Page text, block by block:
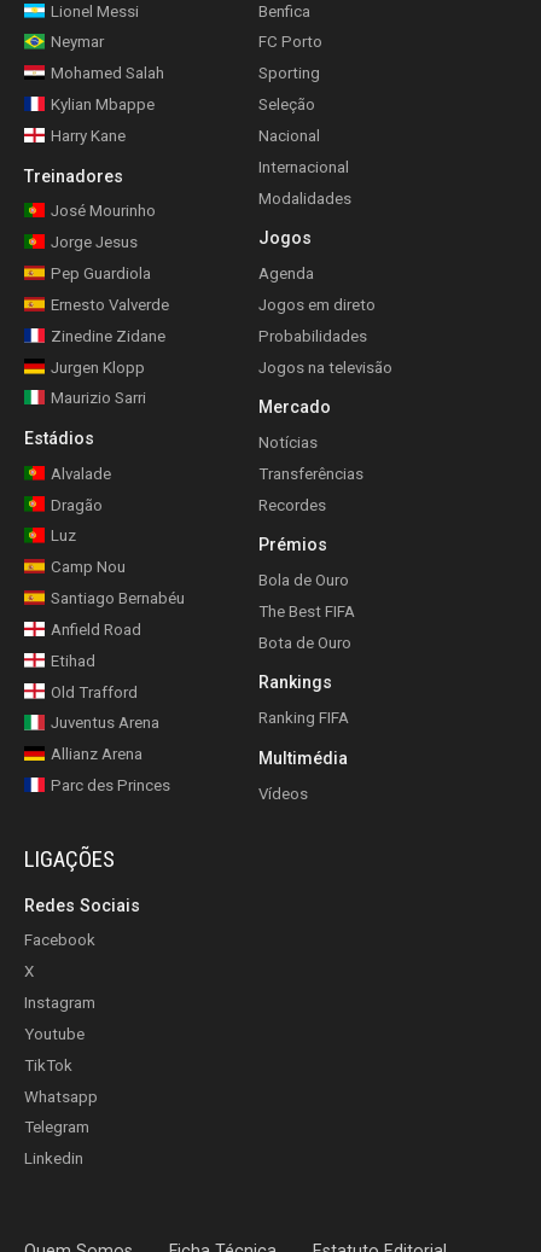
Lionel Messi
Neymar
Mohamed Salah
Kylian Mbappe
Harry Kane
Treinadores
José Mourinho
Jorge Jesus
Pep Guardiola
Ernesto Valverde
Zinedine Zidane
Jurgen Klopp
Maurizio Sarri
Estádios
Alvalade
Dragão
Luz
Camp Nou
Santiago Bernabéu
Anfield Road
Etihad
Old Trafford
Juventus Arena
Allianz Arena
Parc des Princes
Benfica
FC Porto
Sporting
Seleção
Nacional
Internacional
Modalidades
Jogos
Agenda
Jogos em direto
Probabilidades
Jogos na televisão
Mercado
Notícias
Transferências
Recordes
Prémios
Bola de Ouro
The Best FIFA
Bota de Ouro
Rankings
Ranking FIFA
Multimédia
Vídeos
LIGAÇÕES
Redes Sociais
Facebook
X
Instagram
Youtube
TikTok
Whatsapp
Telegram
Linkedin